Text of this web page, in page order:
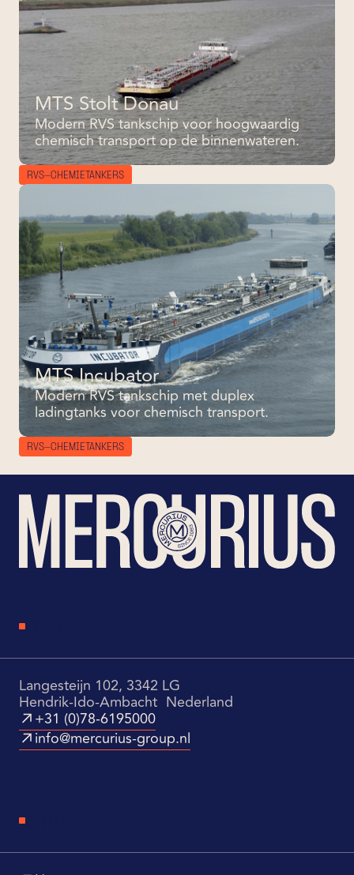
RVS-CHEMIETANKERS
MTS Stolt Donau
Modern RVS tankschip voor hoogwaardig
chemisch transport op de binnenwateren.
RVS-CHEMIETANKERS
MTS Incubator
Modern RVS tankschip met duplex
ladingtanks voor chemisch transport.
Langesteijn 102, 3342 LG
Hendrik-Ido-Ambacht Nederland
+31 (0)78-6195000
info@mercurius-group.nl